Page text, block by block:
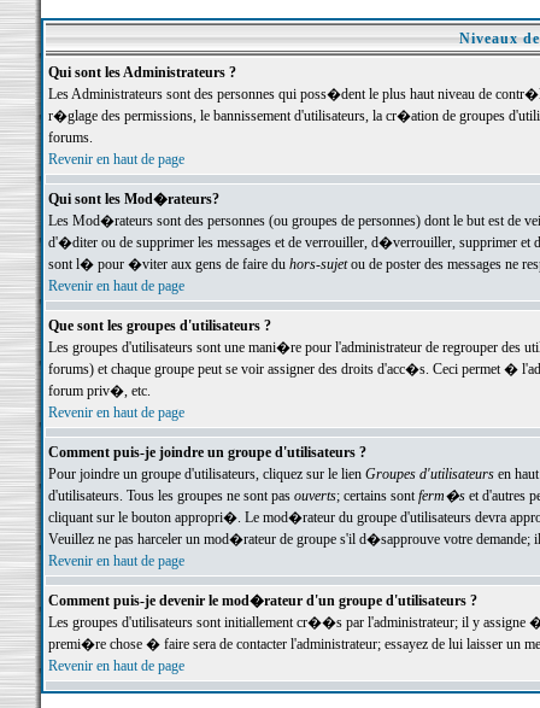
Niveaux
Qui sont les Administrateurs ?
Les Administrateurs sont des personnes qui poss�dent le plus haut niveau de
r�glage des permissions, le bannissement d'utilisateurs, la cr�ation de groupes
forums.
Revenir en haut de page
Qui sont les Mod�rateurs?
Les Mod�rateurs sont des personnes (ou groupes de personnes) dont le but est de
d'�diter ou de supprimer les messages et de verrouiller, d�verrouiller, supprimer
sont l� pour �viter aux gens de faire du hors-sujetou de poster des messages ne
Revenir en haut de page
Que sont les groupes d'utilisateurs ?
Les groupes d'utilisateurs sont une mani�re pour l'administrateur de regrouper des
forums) et chaque groupe peut se voir assigner des droits d'acc�s. Ceci permet
forum priv�, etc.
Revenir en haut de page
Comment puis-je joindre un groupe d'utilisateurs ?
Pour joindre un groupe d'utilisateurs, cliquez sur le lien Groupes d'utilisateursen haut
d'utilisateurs. Tous les groupes ne sont pas ouverts; certains sontferm�set d'autres
cliquant sur le bouton appropri�. Le mod�rateur du groupe d'utilisateurs devra
Veuillez ne pas harceler un mod�rateur de groupe s'il d�sapprouve votre demande;
Revenir en haut de page
Comment puis-je devenir le mod�rateur d'un groupe d'utilisateurs ?
Les groupes d'utilisateurs sont initiallement cr��s par l'administrateur; il y
premi�re chose � faire sera de contacter l'administrateur; essayez de lui laisser un
Revenir en haut de page